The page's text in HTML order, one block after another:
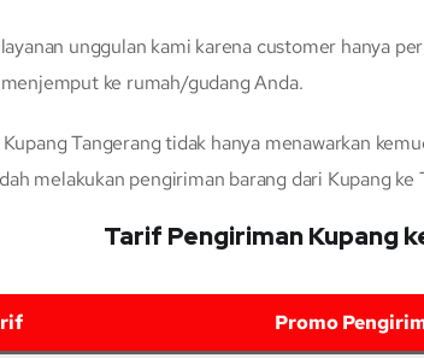
unggulan kami karena customer hanya
ke rumah/gudang Anda.
Tangerang tidak hanya menawarkan
melakukan pengiriman barang dari Kupang ke
Tarif Pengiriman Kupang
Promo